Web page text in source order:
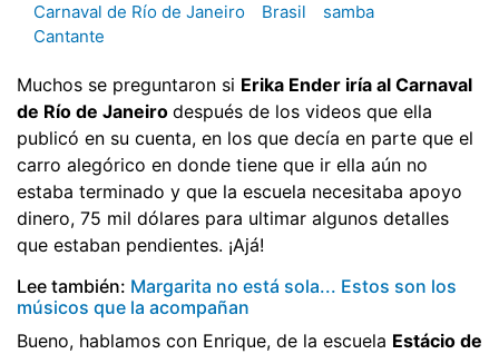
Carnaval de Río de Janeiro
Brasil
samba
Cantante
Muchos se preguntaron si Erika Ender iría al Carnaval
de Río de Janeiro después de los videos que ella
publicó en su cuenta, en los que decía en parte que el
carro alegórico en donde tiene que ir ella aún no
estaba terminado y que la escuela necesitaba apoyo
dinero, 75 mil dólares para ultimar algunos detalles
que estaban pendientes. ¡Ajá!
Lee también: Margarita no está sola... Estos son los
músicos que la acompañan
Bueno, hablamos con Enrique, de la escuela Estácio de